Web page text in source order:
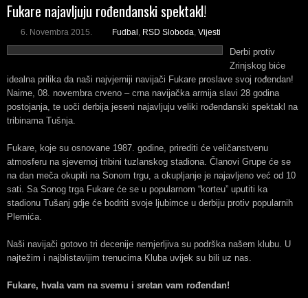
Fukare najavljuju rođendanski spektakl!
6. Novembra 2015. Fudbal , RSD Sloboda, Vijesti
Derbi protiv
Zrinjskog biće
idealna prilika da naši najvjerniji navijači Fukare proslave svoj rođendan!
Naime, 08. novembra crveno – crna navijačka armija slavi 28 godina
postojanja, te uoči derbija jeseni najavljuju veliki rođendanski spektakl na
tribinama Tušnja.
Fukare, koje su osnovane 1987. godine, prirediti će veličanstvenu
atmosferu na sjevernoj tribini tuzlanskog stadiona. Članovi Grupe će se
na dan meča okupiti na Sonom trgu, a okupljanje je najavljeno već od 10
sati. Sa Sonog trga Fukare će se u popularnom “korteu” uputiti ka
stadionu Tušanj gdje će bodriti svoje ljubimce u derbiju protiv popularnih
Plemića.
Naši navijači gotovo tri decenije nemjerljiva su podrška našem klubu. U
najtežim i najblistavijim trenucima Kluba uvijek su bili uz nas.
Fukare, hvala vam na svemu i sretan vam rođendan!